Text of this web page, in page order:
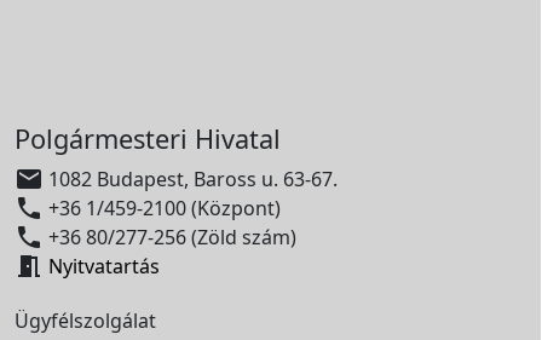
Polgármesteri Hivatal
 1082 Budapest, Baross u. 63-67.
 +36 1/459-2100 (Központ)
 +36 80/277-256 (Zöld szám)
 Nyitvatartás
Ügyfélszolgálat